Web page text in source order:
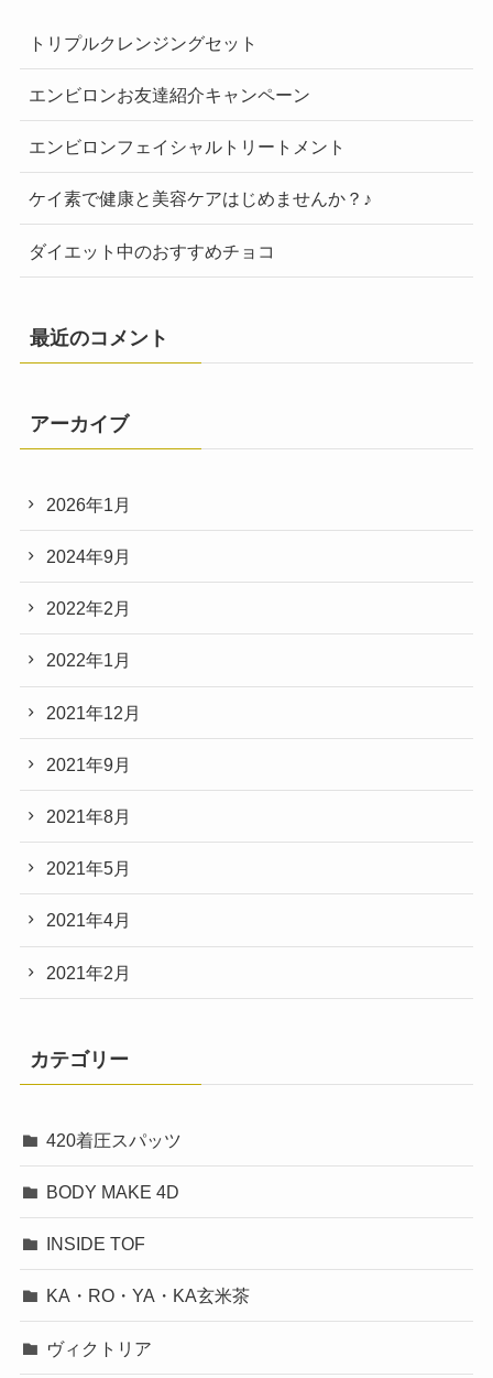
トリプルクレンジングセット
エンビロンお友達紹介キャンペーン
エンビロンフェイシャルトリートメント
ケイ素で健康と美容ケアはじめませんか？♪
ダイエット中のおすすめチョコ
最近のコメント
アーカイブ
2026年1月
2024年9月
2022年2月
2022年1月
2021年12月
2021年9月
2021年8月
2021年5月
2021年4月
2021年2月
カテゴリー
420着圧スパッツ
BODY MAKE 4D
INSIDE TOF
KA・RO・YA・KA玄米茶
ヴィクトリア